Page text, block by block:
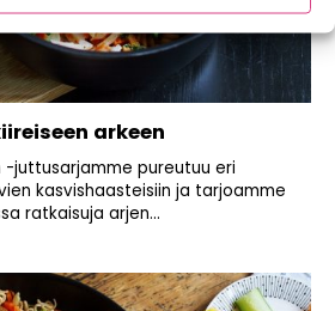
arkeen
-juttusarjamme pureutuu eri
kasvishaasteisiin ja tarjoamme
ratkaisuja arjen...